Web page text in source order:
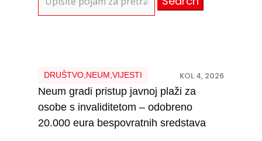
for:
DRUŠTVO, NEUM VIJESTI KOL 4, 2026
Neum gradi pristup javnoj plaži za
osobe s invaliditetom – odobreno
20.000 eura bespovratnih sredstava